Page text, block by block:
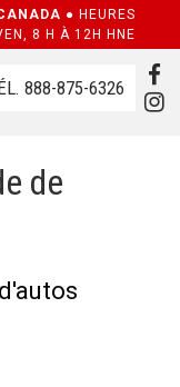
● HEURES
8 H À 12H HNE
888-875-6326
de